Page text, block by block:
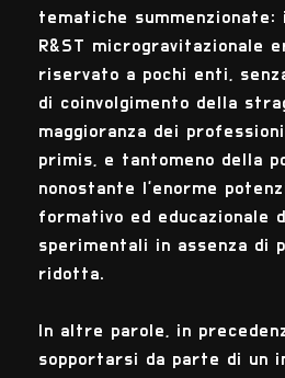
tematiche summenzionate:
R&ST microgravitazionale
riservato a pochi enti,
di coinvolgimento della
maggioranza dei
primis, e tantomeno della
nonostante l'enorme
formativo ed educazionale
sperimentali in assenza di
ridotta.
In altre parole, in
sopportarsi da parte di un